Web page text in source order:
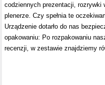
codziennych prezentacji, rozrywki
plenerze. Czy spełnia te
Urządzenie dotarło do nas
opakowaniu: Po rozpakowaniu
recenzji, w zestawie znajdziemy